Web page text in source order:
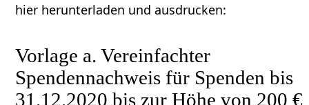
hier herunterladen und ausdrucken:
Vorlage a. Vereinfachter
Spendennachweis für Spenden bis
31.12.2020 bis zur Höhe von 200 €